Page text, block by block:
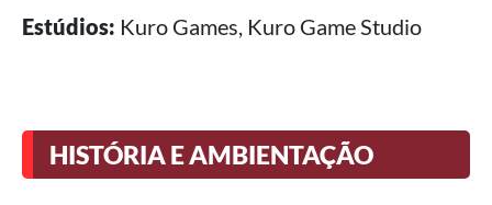
Estúdios: Kuro Games, Kuro Game Studio
HISTÓRIA E AMBIENTAÇÃO